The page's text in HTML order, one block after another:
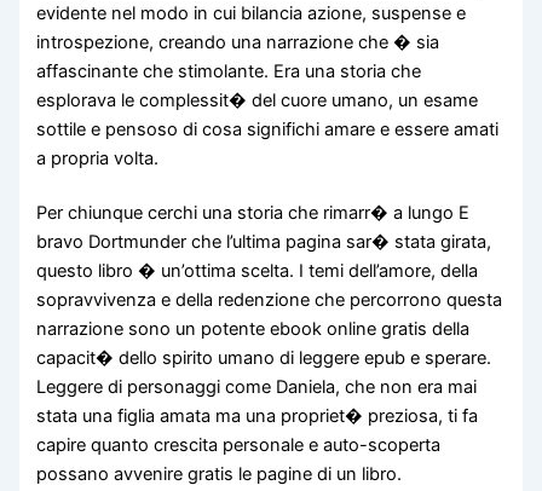
evidente nel modo in cui bilancia azione, suspense e
introspezione, creando una narrazione che � sia
affascinante che stimolante. Era una storia che
esplorava le complessit� del cuore umano, un esame
sottile e pensoso di cosa significhi amare e essere amati
a propria volta.
Per chiunque cerchi una storia che rimarr� a lungo E
bravo Dortmunder che l’ultima pagina sar� stata girata,
questo libro � un’ottima scelta. I temi dell’amore, della
sopravvivenza e della redenzione che percorrono questa
narrazione sono un potente ebook online gratis della
capacit� dello spirito umano di leggere epub e sperare.
Leggere di personaggi come Daniela, che non era mai
stata una figlia amata ma una propriet� preziosa, ti fa
capire quanto crescita personale e auto-scoperta
possano avvenire gratis le pagine di un libro.